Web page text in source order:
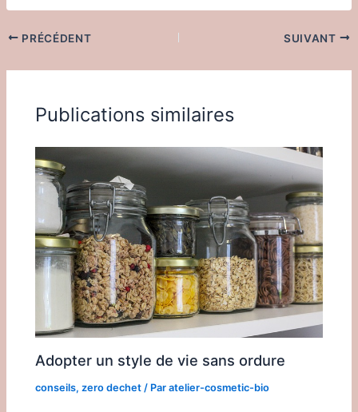
PRÉCÉDENT SUIVANT
Publications similaires
Adopter un style de vie sans ordure
conseils,zero dechet / Paratelier-cosmetic-bio